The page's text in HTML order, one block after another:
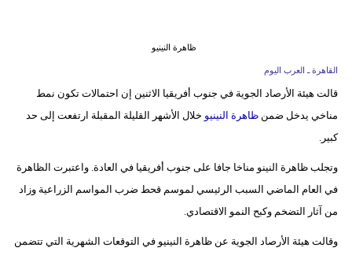
وتكنولوجيا
مدوَّنات
ظاهرة النينيو
القاهرة ـ العرب اليوم
قالت هيئة الأرصاد الجوية في جنوب أفريقيا الاثنين إن احتمالات تكون نمط
مناخي يدخل ضمنظاهرة النينيو خلال الأشهر القليلة المقبلة ارتفعت إلى حد
كبير.
وتجلب ظاهرة النينو مناخا جافا على جنوب أفريقيا في العادة. واعتبرت الظاهرة
في العام الماضي السبب الرئيسي لموسم قحط ضرب المواسم الزراعية وزاد
من آثار التضخم وكبح النمو الاقتصادي.
وقالت هيئة الأرصاد الجوية عن ظاهرة النينيو في التوقعات الشهرية التي تتضمن